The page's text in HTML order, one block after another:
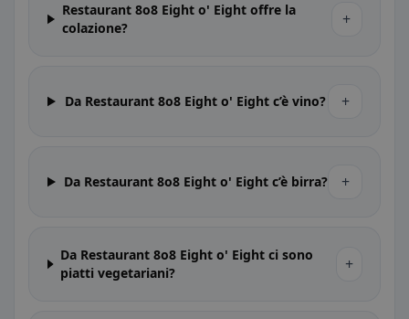
Restaurant 8o8 Eight o' Eight offre la
colazione?
+
Da Restaurant 8o8 Eight o' Eight c’è vino? +
Da Restaurant 8o8 Eight o' Eight c’è birra? +
Da Restaurant 8o8 Eight o' Eight ci sono
piatti vegetariani?
+